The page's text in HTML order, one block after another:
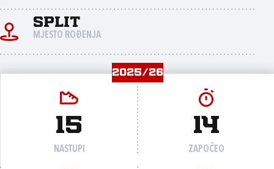
Split
MJESTO ROĐENJA
2025/26
15
NASTUPI
14
ZAPOČEO